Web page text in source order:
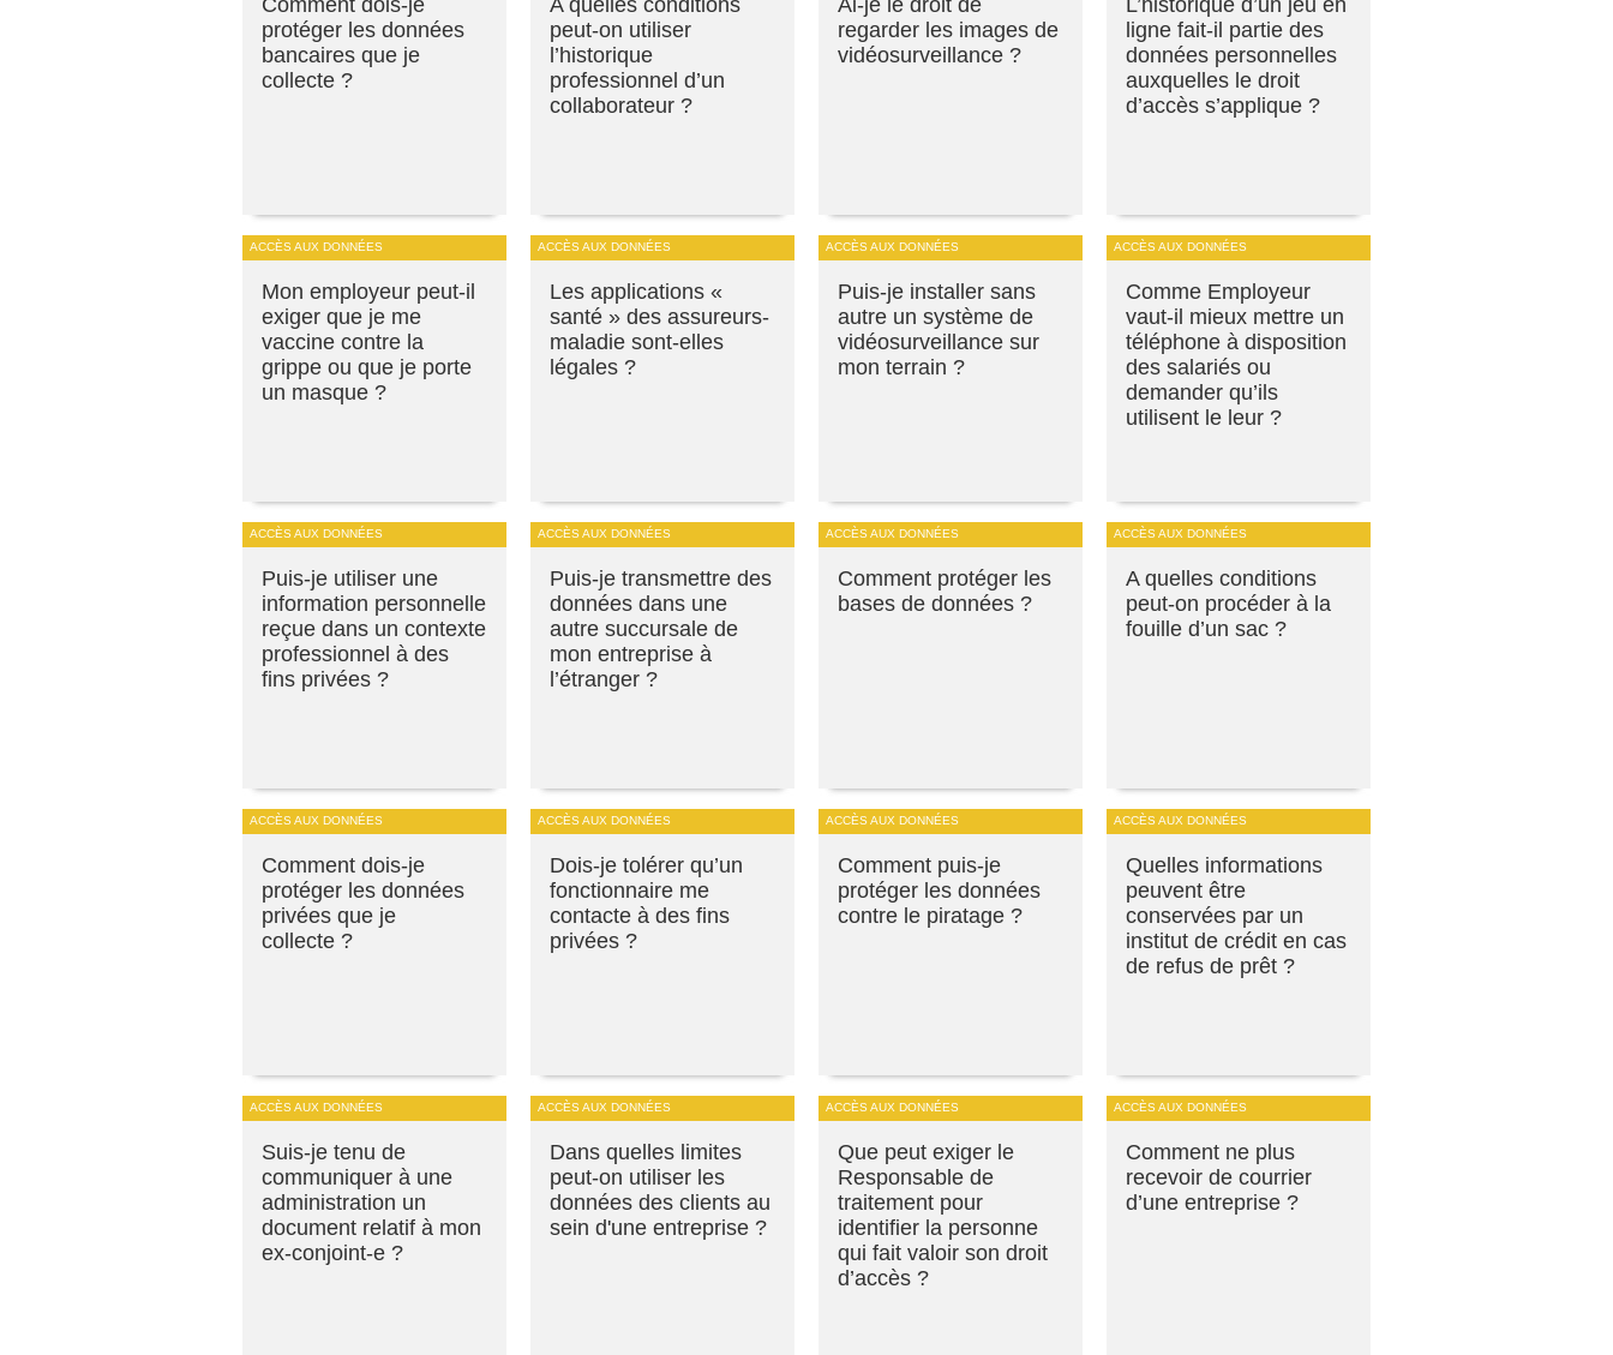
Comment dois-je
protéger les données
bancaires que je
collecte ?
A quelles conditions
peut-on utiliser
l’historique
professionnel d’un
collaborateur ?
Ai-je le droit de
regarder les images de
vidéosurveillance ?
L’historique d’un jeu en
ligne fait-il partie des
données personnelles
auxquelles le droit
d’accès s’applique ?
ACCÈS AUX DONNÉES
Mon employeur peut-il
exiger que je me
vaccine contre la
grippe ou que je porte
un masque ?
ACCÈS AUX DONNÉES
Les applications «
santé » des assureurs-
maladie sont-elles
légales ?
ACCÈS AUX DONNÉES
Puis-je installer sans
autre un système de
vidéosurveillance sur
mon terrain ?
ACCÈS AUX DONNÉES
Comme Employeur
vaut-il mieux mettre un
téléphone à disposition
des salariés ou
demander qu’ils
utilisent le leur ?
ACCÈS AUX DONNÉES
Puis-je utiliser une
information personnelle
reçue dans un contexte
professionnel à des
fins privées ?
ACCÈS AUX DONNÉES
Puis-je transmettre des
données dans une
autre succursale de
mon entreprise à
l’étranger ?
ACCÈS AUX DONNÉES
Comment protéger les
bases de données ?
ACCÈS AUX DONNÉES
A quelles conditions
peut-on procéder à la
fouille d’un sac ?
ACCÈS AUX DONNÉES
Comment dois-je
protéger les données
privées que je
collecte ?
ACCÈS AUX DONNÉES
Dois-je tolérer qu’un
fonctionnaire me
contacte à des fins
privées ?
ACCÈS AUX DONNÉES
Comment puis-je
protéger les données
contre le piratage ?
ACCÈS AUX DONNÉES
Quelles informations
peuvent être
conservées par un
institut de crédit en cas
de refus de prêt ?
ACCÈS AUX DONNÉES
Suis-je tenu de
communiquer à une
administration un
document relatif à mon
ex-conjoint-e ?
ACCÈS AUX DONNÉES
Dans quelles limites
peut-on utiliser les
données des clients au
sein d'une entreprise ?
ACCÈS AUX DONNÉES
Que peut exiger le
Responsable de
traitement pour
identifier la personne
qui fait valoir son droit
d’accès ?
ACCÈS AUX DONNÉES
Comment ne plus
recevoir de courrier
d’une entreprise ?